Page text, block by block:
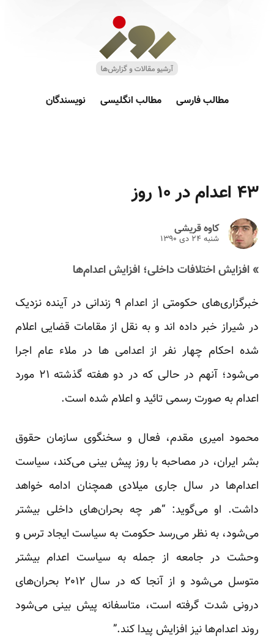
مطالب فارسی مطالب انگلیسی نویسندگان
۴۳ اعدام در ۱۰ روز
کاوه قریشی
شنبه ۲۴ دى ۱۳۹۰
» افزایش اختلافات داخلی؛ افزایش اعدام‌ها
خبرگزاری‌های حکومتی از اعدام ۹ زندانی در آینده نزدیک
در شیراز خبر داده اند و به نقل از مقامات قضایی اعلام
شده احکام چهار نفر از اعدامی ها در ملاء عام اجرا
می‌شود؛ آنهم در حالی که در دو هفته گذشته ۲۱ مورد
اعدام به صورت رسمی تائید و اعلام شده است.
محمود امیری مقدم، فعال و سخنگوی سازمان حقوق
بشر ایران، در مصاحبه با روز پیش بینی می‌کند، سیاست
اعدام‌ها در سال جاری میلادی همچنان ادامه خواهد
داشت. او می‌گوید: “هر چه بحران‌های داخلی بیشتر
می‌شود، به نظر می‌رسد حکومت به سیاست ایجاد ترس و
وحشت در جامعه از جمله به سیاست اعدام بیشتر
متوسل می‌شود و از آنجا که در سال ۲۰۱۲ بحران‌های
درونی شدت گرفته است، متاسفانه پیش بینی می‌شود
روند اعدام‌ها نیز افزایش پیدا کند.”